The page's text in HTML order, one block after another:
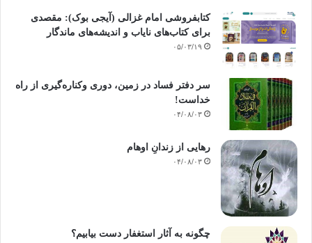
کتابفروشی امام غزالی (آیجی بوک): مقصدی
برای کتاب‌های نایاب و اندیشه‌های ماندگار
۰۵/۰۳/۱۹
سر دفتر فساد در زمین‌، دوری وکناره‌گیری از راه
خداست‌!
۰۴/۰۸/۰۳
رهایی از زندانِ اوهام
۰۴/۰۸/۰۳
چگونه به آثار استغفار دست بیابیم؟